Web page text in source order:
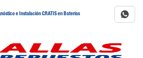
e Instalación GRATIS en Baterías